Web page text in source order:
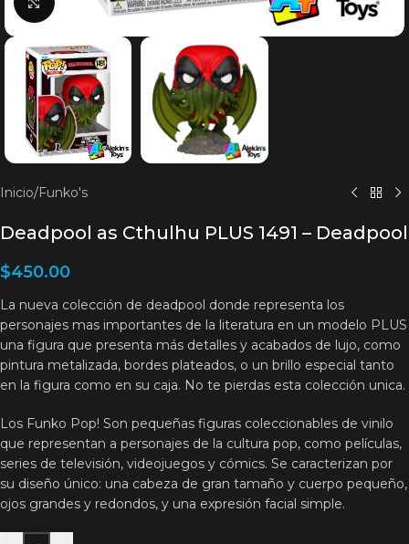
Inicio/Funko's
Deadpool as Cthulhu PLUS 1491 – Deadpool
$450.00
La nueva colección de deadpool donde representa los
personajes mas importantes de la literatura en un modelo PLUS
una figura que presenta más detalles y acabados de lujo, como
pintura metalizada, bordes plateados, o un brillo especial tanto
en la figura como en su caja. No te pierdas esta colección unica.
Los Funko Pop! Son pequeñas figuras coleccionables de vinilo
que representan a personajes de la cultura pop, como películas,
series de televisión, videojuegos y cómics. Se caracterizan por
su diseño único: una cabeza de gran tamaño y cuerpo pequeño,
ojos grandes y redondos, y una expresión facial simple.